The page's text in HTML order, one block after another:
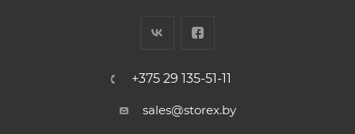
+375 29 135-51-11
sales@storex.by